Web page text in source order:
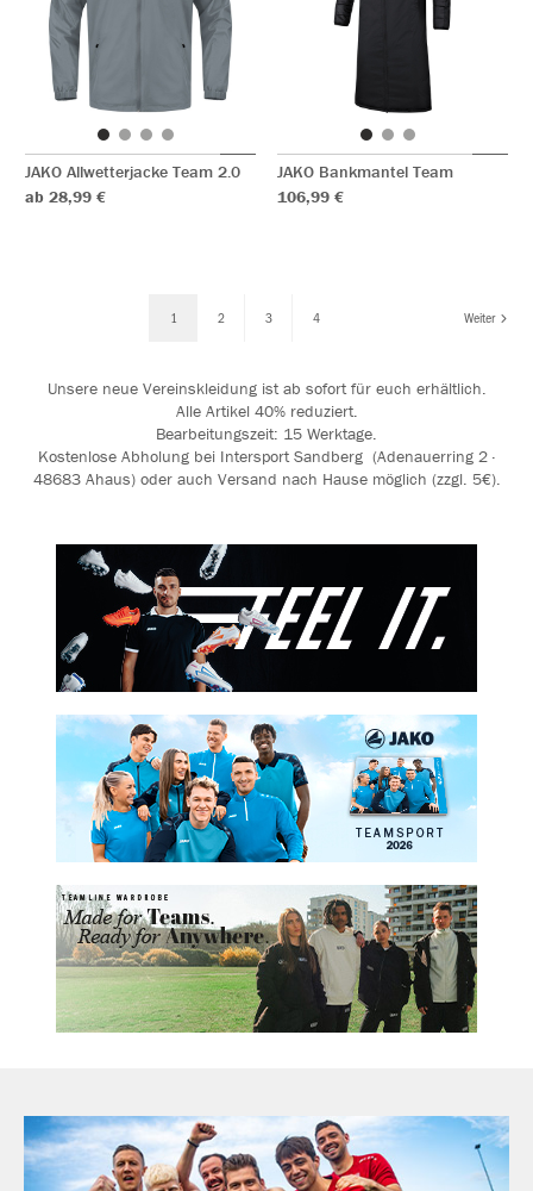
JAKO Allwetterjacke Team 2.0
ab 28,99 €
JAKO Bankmantel Team
106,99 €
1 2 3 4 Weiter
Unsere neue Vereinskleidung ist ab sofort für euch erhältlich.
Alle Artikel 40% reduziert.
Bearbeitungszeit: 15 Werktage.
Kostenlose Abholung bei Intersport Sandberg (Adenauerring 2 ·
48683 Ahaus) oder auch Versand nach Hause möglich (zzgl. 5€).